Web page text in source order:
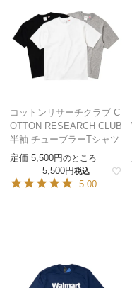
コットンリサーチクラブ C
OTTON RESEARCH CLUB
半袖 チューブラーTシャツ
定価 5,500 のところ
5,500 税込
5.00